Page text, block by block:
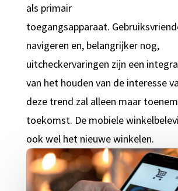
als primair
toegangsapparaat.
navigeren en, belangrijker nog,
uitcheckervaringen zijn een
van het houden van de interesse
deze trend zal alleen maar
toekomst. De mobiele
ook wel het nieuwe winkelen.